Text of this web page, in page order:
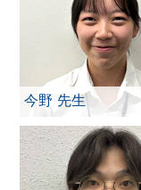
今野 先生